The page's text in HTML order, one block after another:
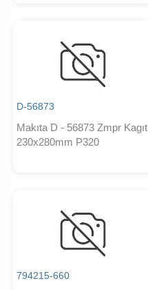
D-56873
Makıta D - 56873 Zmpr Kagıt
230x280mm P320
794215-660